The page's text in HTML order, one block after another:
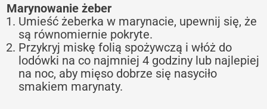
Marynowanie żeber
Umieść żeberka w marynacie, upewnij się, że
są równomiernie pokryte.
Przykryj miskę folią spożywczą i włóż do
lodówki na co najmniej 4 godziny lub najlepiej
na noc, aby mięso dobrze się nasyciło
smakiem marynaty.